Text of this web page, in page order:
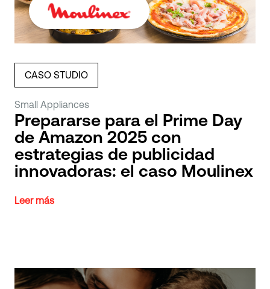
CASO STUDIO
Small Appliances
Prepararse para el Prime Day
de Amazon 2025 con
estrategias de publicidad
innovadoras: el caso Moulinex
Leer más